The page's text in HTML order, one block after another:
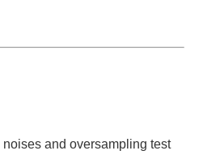
and oversampling test